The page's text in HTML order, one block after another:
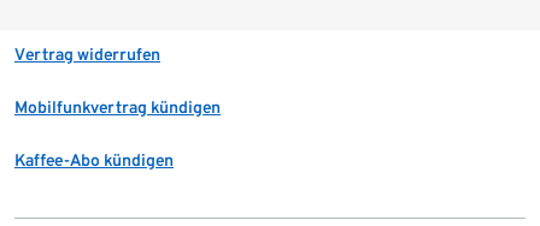
Vertrag widerrufen
Mobilfunkvertrag kündigen
Kaffee-Abo kündigen